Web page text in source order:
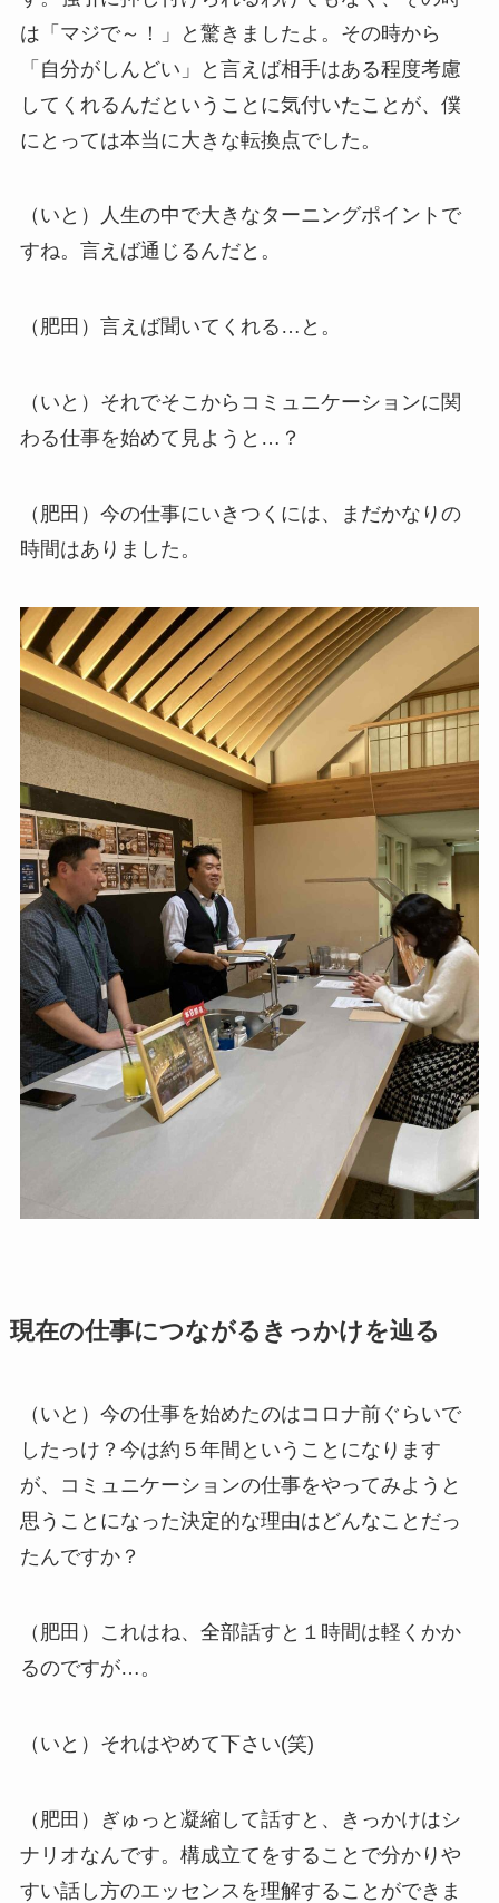
は「マジで～！」と驚きましたよ。その時から
「自分がしんどい」と言えば相手はある程度考慮
してくれるんだということに気付いたことが、僕
にとっては本当に大きな転換点でした。
（いと）人生の中で大きなターニングポイントで
すね。言えば通じるんだと。
（肥田）言えば聞いてくれる…と。
（いと）それでそこからコミュニケーションに関
わる仕事を始めて見ようと…？
（肥田）今の仕事にいきつくには、まだかなりの
時間はありました。
現在の仕事につながるきっかけを辿る
（いと）今の仕事を始めたのはコロナ前ぐらいで
したっけ？今は約５年間ということになります
が、コミュニケーションの仕事をやってみようと
思うことになった決定的な理由はどんなことだっ
たんですか？
（肥田）これはね、全部話すと１時間は軽くかか
るのですが…。
（いと）それはやめて下さい(笑)
（肥田）ぎゅっと凝縮して話すと、きっかけはシ
ナリオなんです。構成立てをすることで分かりや
すい話し方のエッセンスを理解することができま